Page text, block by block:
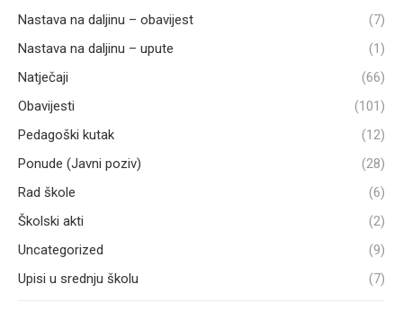
Nastava na daljinu – obavijest
(7)
Nastava na daljinu – upute
(1)
Natječaji
(66)
Obavijesti
(101)
Pedagoški kutak
(12)
Ponude (Javni poziv)
(28)
Rad škole
(6)
Školski akti
(2)
Uncategorized
(9)
Upisi u srednju školu
(7)